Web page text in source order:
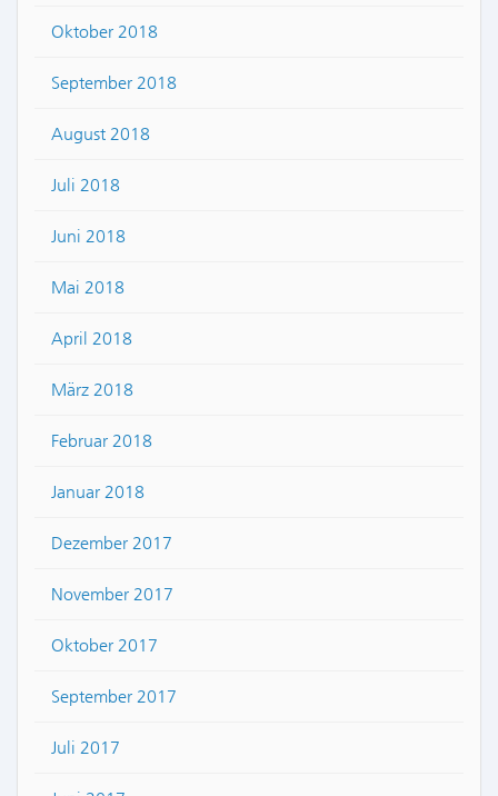
Oktober 2018
September 2018
August 2018
Juli 2018
Juni 2018
Mai 2018
April 2018
März 2018
Februar 2018
Januar 2018
Dezember 2017
November 2017
Oktober 2017
September 2017
Juli 2017